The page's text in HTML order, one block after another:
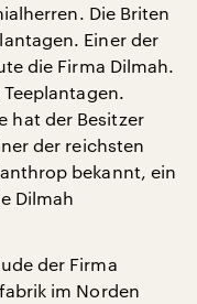
Die Briten
Einer der
die Firma Dilmah.
hat der Besitzer
der reichsten
bekannt, ein
Dilmah
der Firma
im Norden